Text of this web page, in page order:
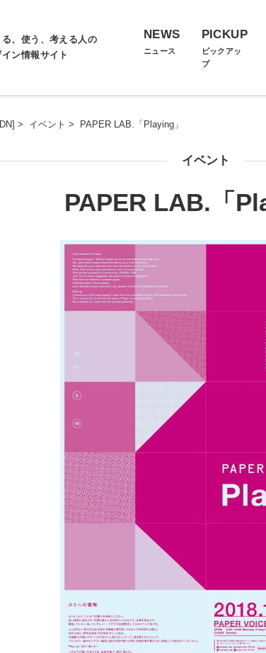
る、使う、考える人の
ン情報サイト
NEWS
ニュース
PICKUP
ピックアッ
プ
> イベント > PAPER LAB.「Playing」
イベント
PAPER LAB.「